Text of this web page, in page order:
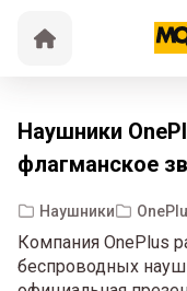
Наушники
флагманское
Наушники
Компания OnePlus
беспроводных